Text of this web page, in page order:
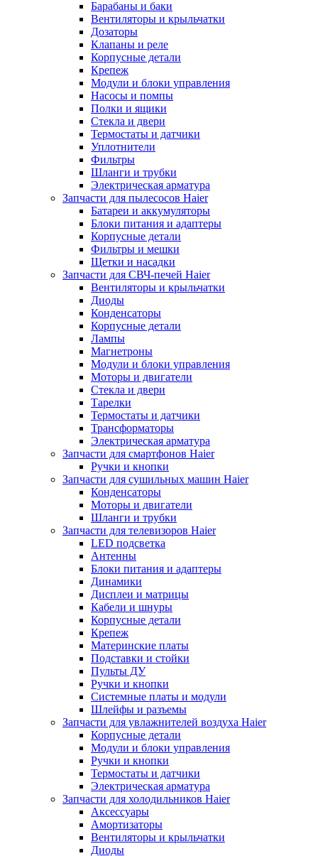
Барабаны и баки
Вентиляторы и крыльчатки
Дозаторы
Клапаны и реле
Корпусные детали
Крепеж
Модули и блоки управления
Насосы и помпы
Полки и ящики
Стекла и двери
Термостаты и датчики
Уплотнители
Фильтры
Шланги и трубки
Электрическая арматура
Запчасти для пылесосов Haier
Батареи и аккумуляторы
Блоки питания и адаптеры
Корпусные детали
Фильтры и мешки
Щетки и насадки
Запчасти для СВЧ-печей Haier
Вентиляторы и крыльчатки
Диоды
Конденсаторы
Корпусные детали
Лампы
Магнетроны
Модули и блоки управления
Моторы и двигатели
Стекла и двери
Тарелки
Термостаты и датчики
Трансформаторы
Электрическая арматура
Запчасти для смартфонов Haier
Ручки и кнопки
Запчасти для сушильных машин Haier
Конденсаторы
Моторы и двигатели
Шланги и трубки
Запчасти для телевизоров Haier
LED подсветка
Антенны
Блоки питания и адаптеры
Динамики
Дисплеи и матрицы
Кабели и шнуры
Корпусные детали
Крепеж
Материнские платы
Подставки и стойки
Пульты ДУ
Ручки и кнопки
Системные платы и модули
Шлейфы и разъемы
Запчасти для увлажнителей воздуха Haier
Корпусные детали
Модули и блоки управления
Ручки и кнопки
Термостаты и датчики
Электрическая арматура
Запчасти для холодильников Haier
Аксессуары
Амортизаторы
Вентиляторы и крыльчатки
Диоды